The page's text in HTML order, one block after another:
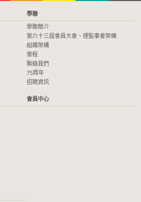
學聯
學聯簡介
第六十三屆會員大會、理監事會架構
組織架構
章程
聯絡我們
75周年
招聘資訊
會員中心